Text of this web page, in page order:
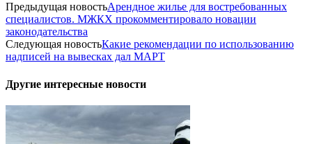
Предыдущая новостьАрендное жилье для востребованных
специалистов. МЖКХ прокомментировало новации
законодательства
Следующая новостьКакие рекомендации по использованию
надписей на вывесках дал МАРТ
Другие интересные новости